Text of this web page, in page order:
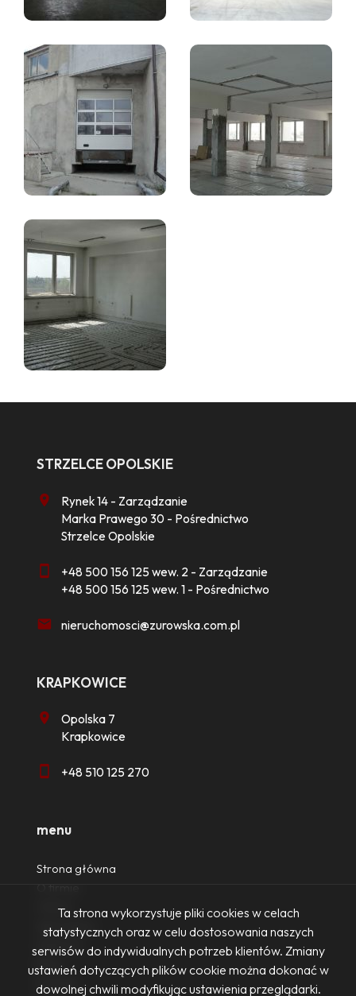
STRZELCE OPOLSKIE
Rynek 14 - Zarządzanie
Marka Prawego 30 - Pośrednictwo
Strzelce Opolskie
+48 500 156 125 wew. 2 - Zarządzanie
+48 500 156 125 wew. 1 - Pośrednictwo
nieruchomosci@zurowska.com.pl
KRAPKOWICE
Opolska 7
Krapkowice
+48 510 125 270
menu
Strona główna
Oferty
Zgłoszenia
Ulubione
Blog
Kontakt
Ta strona wykorzystuje pliki cookies w celach
statystycznych oraz w celu dostosowania naszych
serwisów do indywidualnych potrzeb klientów. Zmiany
ustawień dotyczących plików cookie można dokonać w
dowolnej chwili modyfikując ustawienia przeglądarki.